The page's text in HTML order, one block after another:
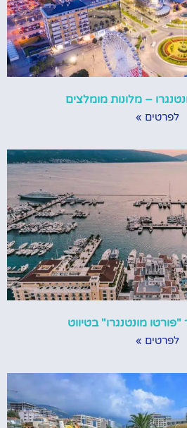
– מלונות מומלצים
לפרטים »
"פורטו מונטנגרו" בטיווט
לפרטים »